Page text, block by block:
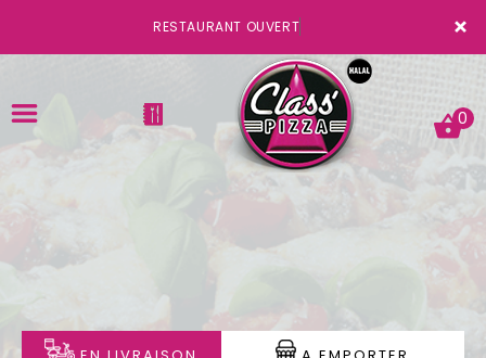
×
RESTAURANT OUVERT
ACCUEIL
VOTRE COMPTE
0